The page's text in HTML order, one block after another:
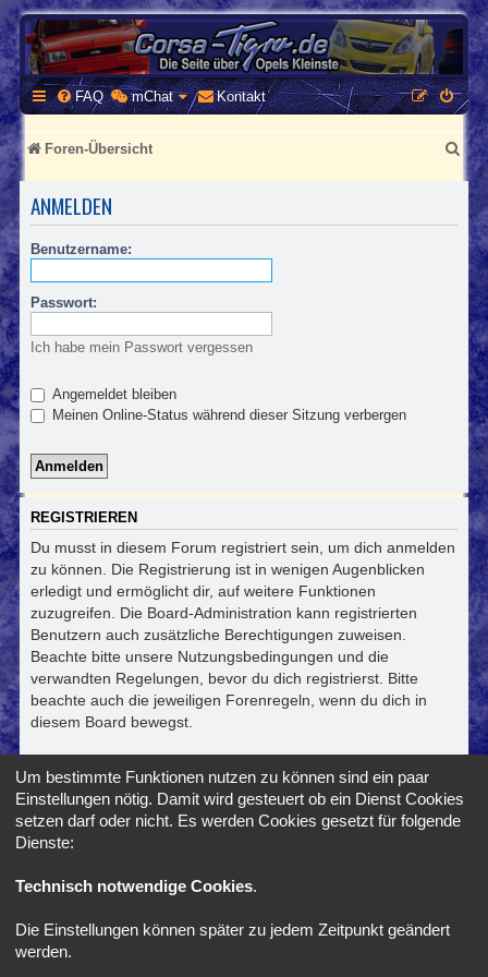
CORSA-TIGRA.DE
Homepage und Forum rund um Opel Corsa und Tigra
FAQ mChat Kontakt
Foren-Übersicht
S
u
h
ANMELDEN
Benutzername:
Passwort:
Ich habe mein Passwort vergessen
Angemeldet bleiben
Meinen Online-Status während dieser Sitzung verbergen
REGISTRIEREN
Du musst in diesem Forum registriert sein, um dich anmelden
zu können. Die Registrierung ist in wenigen Augenblicken
erledigt und ermöglicht dir, auf weitere Funktionen
zuzugreifen. Die Board-Administration kann registrierten
Benutzern auch zusätzliche Berechtigungen zuweisen.
Beachte bitte unsere Nutzungsbedingungen und die
verwandten Regelungen, bevor du dich registrierst. Bitte
beachte auch die jeweiligen Forenregeln, wenn du dich in
diesem Board bewegst.
Nutzungsbedingungen|Datenschutzerklärung
Registrieren
*SE Gamer Style byphpBB Styles
Um bestimmte Funktionen nutzen zu können sind ein paar
Einstellungen nötig. Damit wird gesteuert ob ein Dienst Cookies
setzen darf oder nicht. Es werden Cookies gesetzt für folgende
Dienste:
Technisch notwendige Cookies.
Die Einstellungen können später zu jedem Zeitpunkt geändert
werden.